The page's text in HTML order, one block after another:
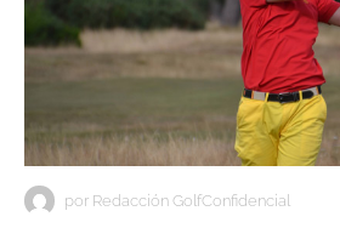
por Redacción GolfConfidencial